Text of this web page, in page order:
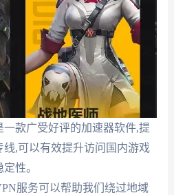
一款广受好评的加速器软件,提
线,可以有效提升访问国内游戏
性。
服务可以帮助我们绕过地域